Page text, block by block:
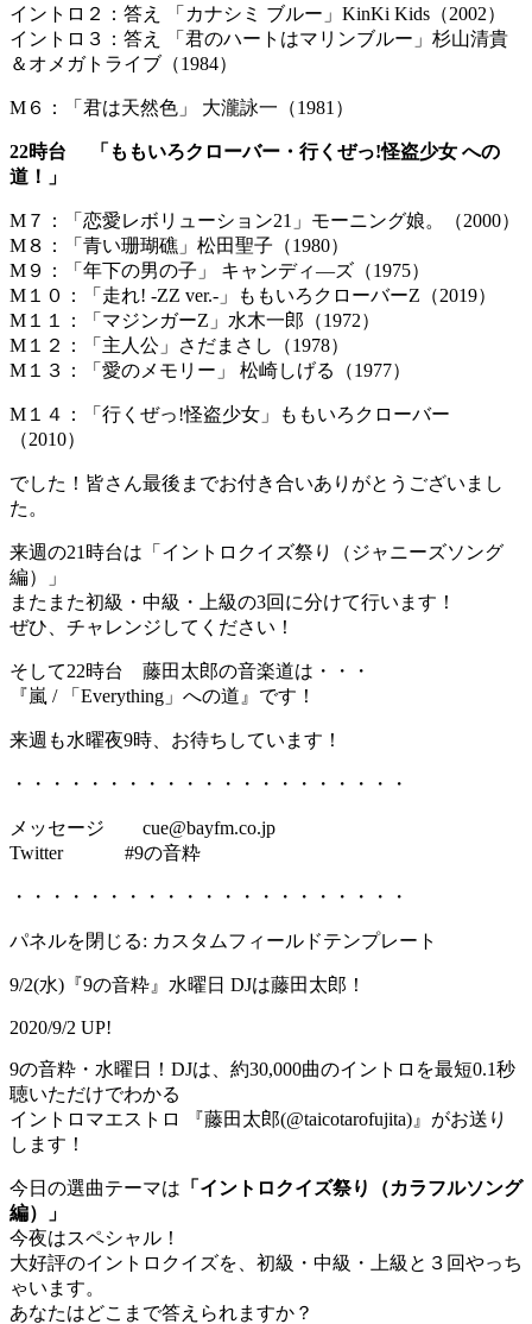
イントロ２：答え 「カナシミ ブルー」KinKi Kids（2002）
イントロ３：答え 「君のハートはマリンブルー」杉山清貴
＆オメガトライブ（1984）
M６：「君は天然色」 大瀧詠一（1981）
22時台 「ももいろクローバー・行くぜっ!怪盗少女 への
道！」
M７：「恋愛レボリューション21」モーニング娘。（2000）
M８：「青い珊瑚礁」松田聖子（1980）
M９：「年下の男の子」 キャンディ―ズ（1975）
M１０：「走れ! -ZZ ver.-」ももいろクローバーZ（2019）
M１１：「マジンガーZ」水木一郎（1972）
M１２：「主人公」さだまさし（1978）
M１３：「愛のメモリー」 松崎しげる（1977）
M１４：「行くぜっ!怪盗少女」ももいろクローバー
（2010）
でした！皆さん最後までお付き合いありがとうございまし
た。
来週の21時台は「イントロクイズ祭り（ジャニーズソング
編）」
またまた初級・中級・上級の3回に分けて行います！
ぜひ、チャレンジしてください！
そして22時台 藤田太郎の音楽道は・・・
『嵐 / 「Everything」への道』です！
来週も水曜夜9時、お待ちしています！
・・・・・・・・・・・・・・・・・・・・・
メッセージ cue@bayfm.co.jp
Twitter #9の音粋
・・・・・・・・・・・・・・・・・・・・・
パネルを閉じる: カスタムフィールドテンプレート
9/2(水)『9の音粋』水曜日 DJは藤田太郎！
2020/9/2 UP!
9の音粋・水曜日！DJは、約30,000曲のイントロを最短0.1秒
聴いただけでわかる
イントロマエストロ 『藤田太郎(@taicotarofujita)』がお送り
します！
今日の選曲テーマは 「イントロクイズ祭り（カラフルソング
編）」
今夜はスペシャル！
大好評のイントロクイズを、初級・中級・上級と３回やっち
ゃいます。
あなたはどこまで答えられますか？